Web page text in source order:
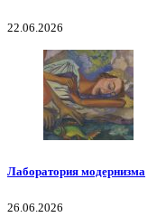
22.06.2026
Лаборатория модернизма
26.06.2026